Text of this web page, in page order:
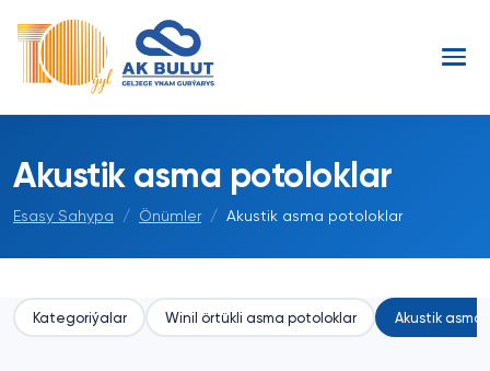
Akustik asma potoloklar
Esasy Sahypa Önümler Akustik asma potoloklar
Kategoriýalar Winil örtükli asma potoloklar Akustik asma